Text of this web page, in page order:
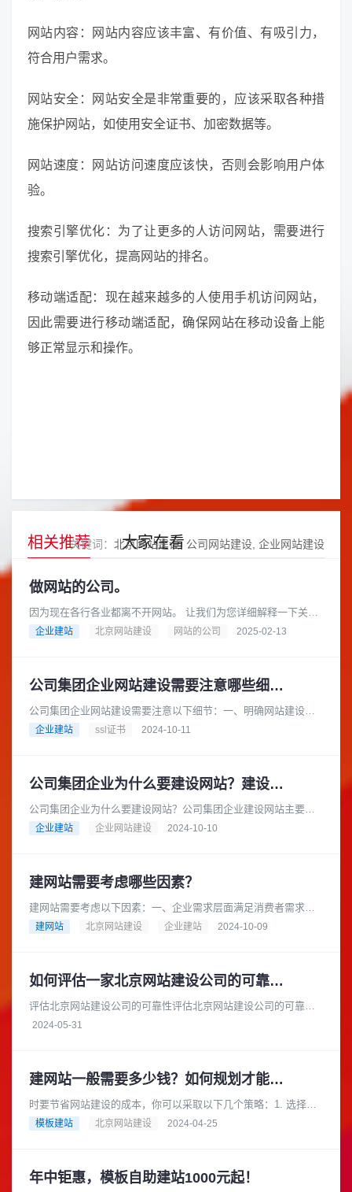
网站内容：网站内容应该丰富、有价值、有吸引力，
符合用户需求。
网站安全：网站安全是非常重要的，应该采取各种措
施保护网站，如使用安全证书、加密数据等。
网站速度：网站访问速度应该快，否则会影响用户体
验。
搜索引擎优化：为了让更多的人访问网站，需要进行
搜索引擎优化，提高网站的排名。
移动端适配：现在越来越多的人使用手机访问网站，
因此需要进行移动端适配，确保网站在移动设备上能
够正常显示和操作。
相关推荐 大家在看
关键词： 北京网站建设 公司网站建设 企业网站建设
做网站的公司。
因为现在各行各业都离不开网站。 让我们为您详细解释一下关于
“做网站的公司”这个概念，以及您可以如何选择合适的公司来帮您
企业建站 北京网站建设 网站的公司 2025-02-13
公司集团企业网站建设需要注意哪些细节？
公司集团企业网站建设需要注意以下细节：一、明确网站建设目
标在建设网站之前，公司集团企业应明确网站的建设目标。例
企业建站 ssl证书 2024-10-11
公司集团企业为什么要建设网站？建设网站的流程是怎样的？
公司集团企业为什么要建设网站？公司集团企业建设网站主要有
以下几个重要原因：在当今互联网时代，消费者从产品研究到查
企业建站 企业网站建设 2024-10-10
建网站需要考虑哪些因素？
建网站需要考虑以下因素：一、企业需求层面满足消费者需求：
在互联网时代，消费者在产品研究、查询地点和营业时间等方面
建网站 北京网站建设 企业建站 2024-10-09
如何评估一家北京网站建设公司的可靠性和安全性
评估北京网站建设公司的可靠性评估北京网站建设公司的可靠性
时，您可以从以下几个方面进行考察：项目经验：查看公司的官
2024-05-31
建网站一般需要多少钱？如何规划才能节省成本？
时要节省网站建设的成本，你可以采取以下几个策略：1. 选择合
适的网站类型根据你的业务需求和预算，选择适合你的网站类
模板建站 北京网站建设 2024-04-25
年中钜惠，模板自助建站1000元起！